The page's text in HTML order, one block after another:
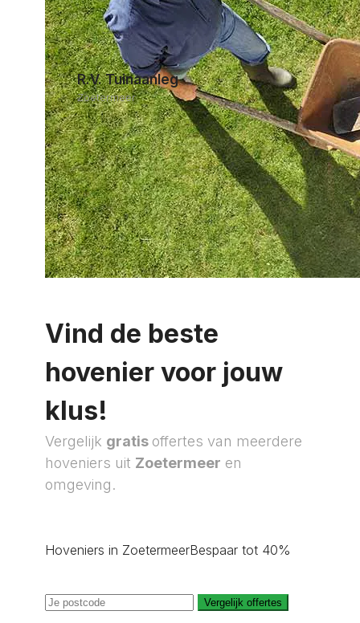
R.V. Tuinaanleg
Zoetermeer
Vind de beste
hovenier voor jouw
klus!
Vergelijk gratis offertes van meerdere
hoveniers uit Zoetermeer en
omgeving.
Hoveniers in ZoetermeerBespaar tot 40%
Vergelijk offertes